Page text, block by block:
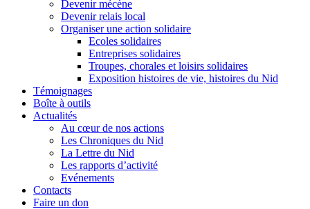
Devenir mécène
Devenir relais local
Organiser une action solidaire
Ecoles solidaires
Entreprises solidaires
Troupes, chorales et loisirs solidaires
Exposition histoires de vie, histoires du Nid
Témoignages
Boîte à outils
Actualités
Au cœur de nos actions
Les Chroniques du Nid
La Lettre du Nid
Les rapports d’activité
Evénements
Contacts
Faire un don